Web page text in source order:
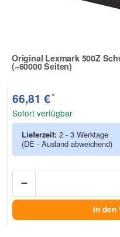
Original Lexmark 500Z
(~60000 Seiten)
Zur Artikelbewertung
66,81 €*
Sofort verfügbar
Lieferzeit: 2 - 3 Werktage
(DE - Ausland abweichend)
In den